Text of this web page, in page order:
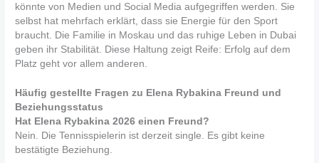
könnte von Medien und Social Media aufgegriffen werden. Sie
selbst hat mehrfach erklärt, dass sie Energie für den Sport
braucht. Die Familie in Moskau und das ruhige Leben in Dubai
geben ihr Stabilität. Diese Haltung zeigt Reife: Erfolg auf dem
Platz geht vor allem anderen.
Häufig gestellte Fragen zu Elena Rybakina Freund und
Beziehungsstatus
Hat Elena Rybakina 2026 einen Freund?
Nein. Die Tennisspielerin ist derzeit single. Es gibt keine
bestätigte Beziehung.